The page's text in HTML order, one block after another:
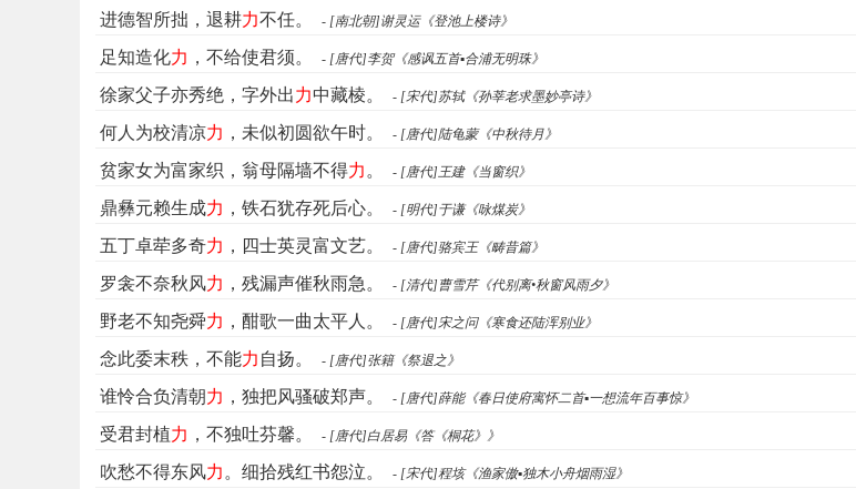
进德智所拙，退耕力不任。 - [南北朝]谢灵运《登池上楼诗》
足知造化力 ，不给使君须。 - [唐代]李贺《感讽五首▪合浦无明珠》
徐家父子亦秀绝，字外出力中藏棱。 - [宋代]苏轼《孙莘老求墨妙亭诗》
何人为校清凉力 ，未似初圆欲午时。 - [唐代]陆龟蒙《中秋待月》
贫家女为富家织，翁母隔墙不得力 。 - [唐代]王建《当窗织》
鼎彝元赖生成力 ，铁石犹存死后心。 - [明代]于谦《咏煤炭》
五丁卓荦多奇力 ，四士英灵富文艺。 - [唐代]骆宾王《畴昔篇》
罗衾不奈秋风力 ，残漏声催秋雨急。 - [清代]曹雪芹《代别离•秋窗风雨夕》
野老不知尧舜力 ，酣歌一曲太平人。 - [唐代]宋之问《寒食还陆浑别业》
念此委末秩，不能力 自扬。 - [唐代]张籍《祭退之》
谁怜合负清朝力 ，独把风骚破郑声。 - [唐代]薛能《春日使府寓怀二首▪一想流年百事惊》
受君封植力 ，不独吐芬馨。 - [唐代]白居易《答《桐花》》
吹愁不得东风力 。细拾残红书怨泣。 - [宋代]程垓《渔家傲▪独木小舟烟雨湿》